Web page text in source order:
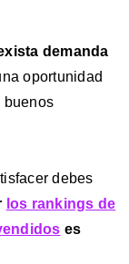
demanda
oportunidad
buenos
debes
los rankings de
es